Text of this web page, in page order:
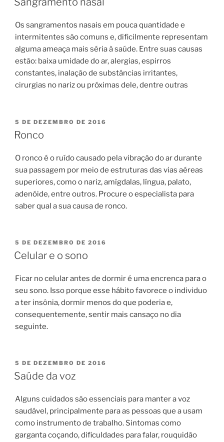
Os sangramentos nasais em pouca quantidade e
intermitentes são comuns e, dificilmente representam
alguma ameaça mais séria à saúde. Entre suas causas
estão: baixa umidade do ar, alergias, espirros
constantes, inalação de substâncias irritantes,
cirurgias no nariz ou próximas dele, dentre outras
PUBLICADO
EM
5 DE DEZEMBRO DE 2016
Ronco
O ronco é o ruído causado pela vibração do ar durante
sua passagem por meio de estruturas das vias aéreas
superiores, como o nariz, amígdalas, língua, palato,
adenóide, entre outros. Procure o especialista para
saber qual a sua causa de ronco.
PUBLICADO
EM
5 DE DEZEMBRO DE 2016
Celular e o sono
Ficar no celular antes de dormir é uma encrenca para o
seu sono. Isso porque esse hábito favorece o individuo
a ter insônia, dormir menos do que poderia e,
consequentemente, sentir mais cansaço no dia
seguinte.
PUBLICADO
EM
5 DE DEZEMBRO DE 2016
Saúde da voz
Alguns cuidados são essenciais para manter a voz
saudável, principalmente para as pessoas que a usam
como instrumento de trabalho. Sintomas como
garganta coçando, dificuldades para falar, rouquidão